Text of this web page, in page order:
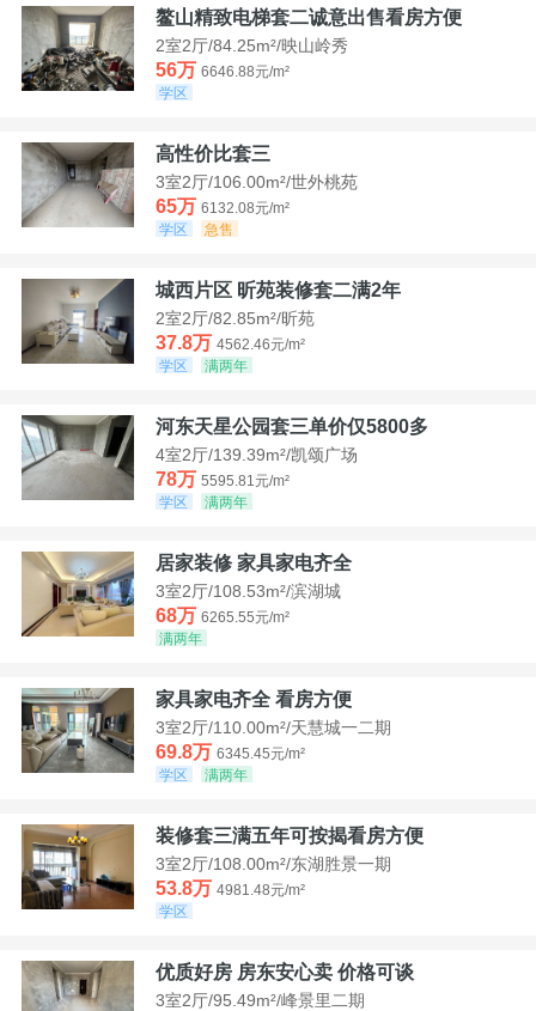
鳌山精致电梯套二诚意出售看房方便
2室2厅/84.25m²/映山岭秀
56万 6646.88元/m²
学区
高性价比套三
3室2厅/106.00m²/世外桃苑
65万 6132.08元/m²
学区
急售
城西片区 昕苑装修套二满2年
2室2厅/82.85m²/昕苑
37.8万 4562.46元/m²
学区
满两年
河东天星公园套三单价仅5800多
4室2厅/139.39m²/凯颂广场
78万 5595.81元/m²
学区
满两年
居家装修 家具家电齐全
3室2厅/108.53m²/滨湖城
68万 6265.55元/m²
满两年
家具家电齐全 看房方便
3室2厅/110.00m²/天慧城一二期
69.8万 6345.45元/m²
学区
满两年
装修套三满五年可按揭看房方便
3室2厅/108.00m²/东湖胜景一期
53.8万 4981.48元/m²
学区
优质好房 房东安心卖 价格可谈
3室2厅/95.49m²/峰景里二期